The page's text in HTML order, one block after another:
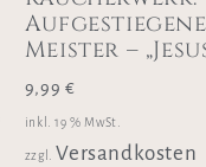
Aufgestiegene
Meister –
9,99 €
inkl. 19 % MwSt.
zzgl. Versandkosten